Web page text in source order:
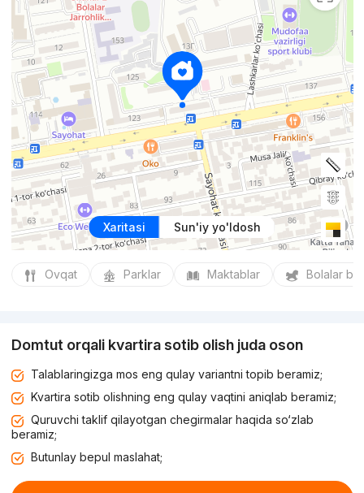
Xaritasi Sun'iy yo'ldosh
Ovqat Parklar Maktablar Bolalar
Domtut orqali kvartira sotib olish juda oson
Talablaringizga mos eng qulay variantni topib beramiz;
Kvartira sotib olishning eng qulay vaqtini aniqlab beramiz;
Quruvchi taklif qilayotgan chegirmalar haqida so‘zlab
beramiz;
Butunlay bepul maslahat;